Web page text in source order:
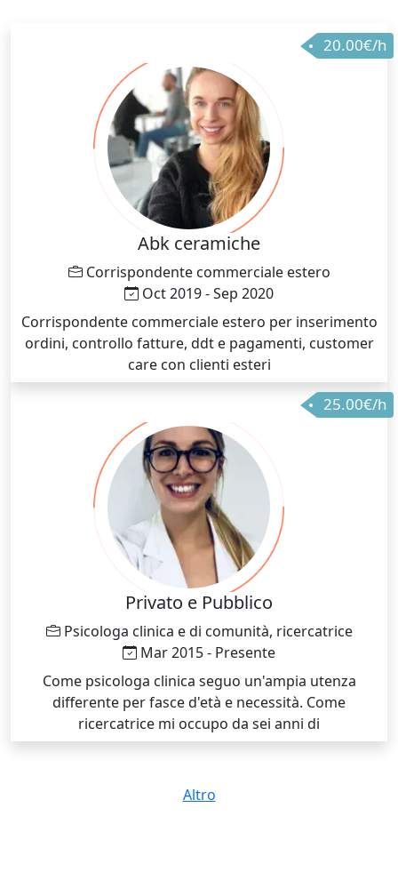
20.00€/h
Abk ceramiche
Corrispondente commerciale estero
Oct 2019 - Sep 2020
Corrispondente commerciale estero per inserimento
ordini, controllo fatture, ddt e pagamenti, customer
care con clienti esteri
25.00€/h
Privato e Pubblico
Psicologa clinica e di comunità, ricercatrice
Mar 2015 - Presente
Come psicologa clinica seguo un'ampia utenza
differente per fasce d'età e necessità. Come
ricercatrice mi occupo da sei anni di
Neurodegenerazioni
Altro